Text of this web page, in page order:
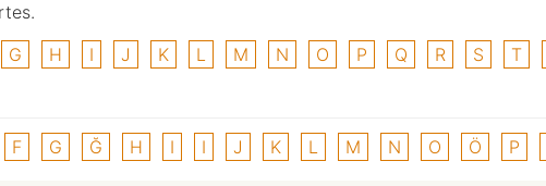
G H I J K L M N O P Q R S T
F G Ğ H I I J K L M N O Ö P